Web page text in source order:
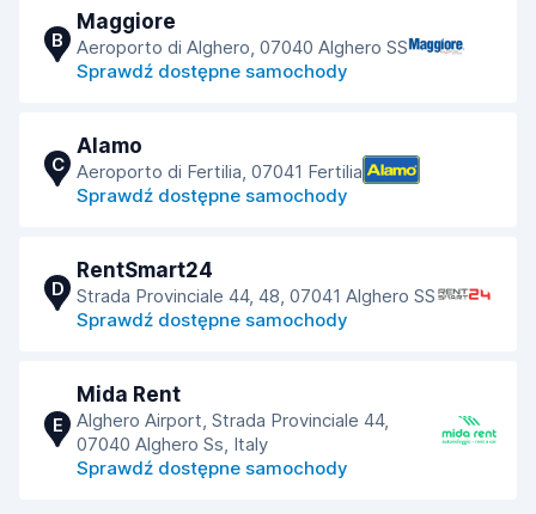
B
Maggiore
Aeroporto di Alghero, 07040 Alghero SS
Sprawdź dostępne samochody
C
Alamo
Aeroporto di Fertilia, 07041 Fertilia
Sprawdź dostępne samochody
D
RentSmart24
Strada Provinciale 44, 48, 07041 Alghero SS
Sprawdź dostępne samochody
E
Mida Rent
Alghero Airport, Strada Provinciale 44,
07040 Alghero Ss, Italy
Sprawdź dostępne samochody